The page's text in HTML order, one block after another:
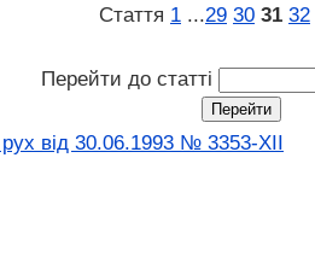
Стаття 1 ...29 30 31 32
Перейти до статті
рух вiд 30.06.1993 № 3353-XII